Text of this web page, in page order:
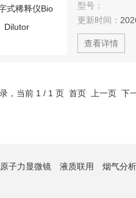
型号：
更新时间：
查看详情
，当前 1 / 1 页 首页 上一页 下
原子力显微镜 液质联用 烟气分